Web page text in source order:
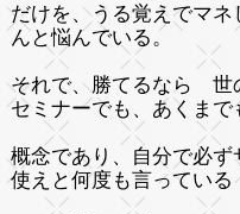
だけを、うる覚えでマ
んと悩んでいる。
それで、勝てるなら 世
セミナーでも、あくまで
概念であり、自分で必
使えと何度も言っている